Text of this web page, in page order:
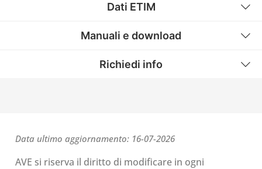
Dati ETIM
Manuali e download
Richiedi info
Data ultimo aggiornamento: 16-07-2026
AVE si riserva il diritto di modificare in ogni